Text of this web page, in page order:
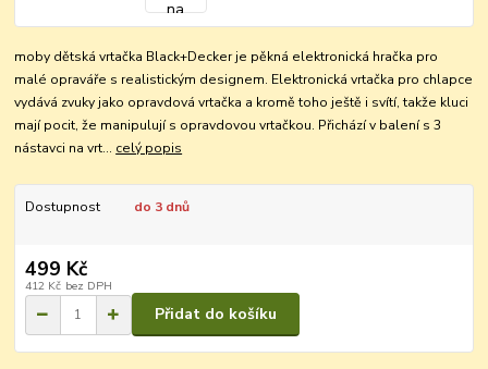
moby dětská vrtačka Black+Decker je pěkná elektronická hračka pro
malé opraváře s realistickým designem. Elektronická vrtačka pro chlapce
vydává zvuky jako opravdová vrtačka a kromě toho ještě i svítí, takže kluci
mají pocit, že manipulují s opravdovou vrtačkou. Přichází v balení s 3
nástavci na vrt... celý popis
Dostupnost do 3 dnů
499 Kč
412 Kč bez DPH
Přidat do košíku